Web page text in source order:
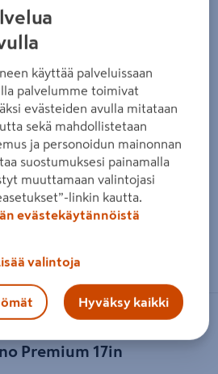
Premium 17in
käyttää palveluissaan
palvelumme toimivat
evästeiden avulla mitataan
sekä mahdollistetaan
ja personoidun mainonnan
suostumuksesi painamalla
muuttamaan valintojasi
linkin kautta.
evästekäytännöistä
valintoja
Hyväksy kaikki